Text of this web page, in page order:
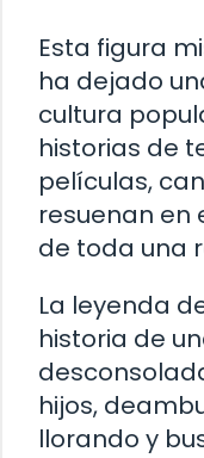
Esta figura
ha dejado
cultura
historias de
películas,
resuenan en
de toda una
La leyenda
historia de
hijos,
llorando y